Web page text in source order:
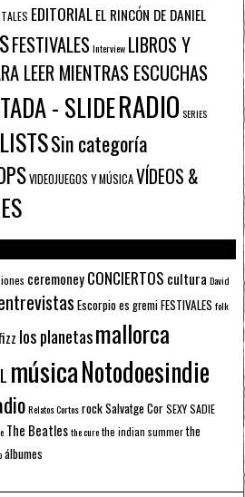
EDITORIALEL RINCÓN DE DANIEL
FESTIVALESInterview LIBROS Y
LEER MIENTRAS ESCUCHAS
- SLIDERADIO SERIES
Sin categoría
VIDEOJUEGOS Y MÚSICAVÍDEOS &
ceremoneyCONCIERTOS cultura David
Escorpioes gremiFESTIVALES folk
los planetasmallorca
músicaNotodoesindie
Relatos CortosrockSalvatge CorSEXY SADIE
The Beatlesthe curethe indian summerthe
álbumes